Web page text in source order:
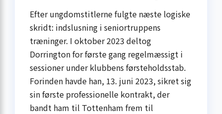
Efter ungdomstitlerne fulgte næste logiske
skridt: indslusning i seniortruppens
træninger. I oktober 2023 deltog
Dorrington for første gang regelmæssigt i
sessioner under klubbens førsteholdsstab.
Forinden havde han, 13. juni 2023, sikret sig
sin første professionelle kontrakt, der
bandt ham til Tottenham frem til